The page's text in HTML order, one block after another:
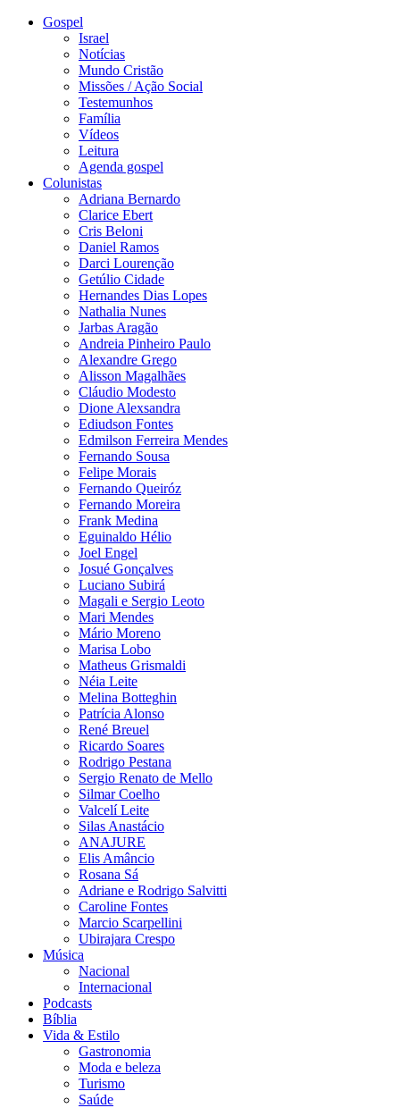
Gospel
Israel
Notícias
Mundo Cristão
Missões / Ação Social
Testemunhos
Família
Vídeos
Leitura
Agenda gospel
Colunistas
Adriana Bernardo
Clarice Ebert
Cris Beloni
Daniel Ramos
Darci Lourenção
Getúlio Cidade
Hernandes Dias Lopes
Nathalia Nunes
Jarbas Aragão
Andreia Pinheiro Paulo
Alexandre Grego
Alisson Magalhães
Cláudio Modesto
Dione Alexsandra
Ediudson Fontes
Edmilson Ferreira Mendes
Fernando Sousa
Felipe Morais
Fernando Queiróz
Fernando Moreira
Frank Medina
Eguinaldo Hélio
Joel Engel
Josué Gonçalves
Luciano Subirá
Magali e Sergio Leoto
Mari Mendes
Mário Moreno
Marisa Lobo
Matheus Grismaldi
Néia Leite
Melina Botteghin
Patrícia Alonso
René Breuel
Ricardo Soares
Rodrigo Pestana
Sergio Renato de Mello
Silmar Coelho
Valcelí Leite
Silas Anastácio
ANAJURE
Elis Amâncio
Rosana Sá
Adriane e Rodrigo Salvitti
Caroline Fontes
Marcio Scarpellini
Ubirajara Crespo
Música
Nacional
Internacional
Podcasts
Bíblia
Vida & Estilo
Gastronomia
Moda e beleza
Turismo
Saúde